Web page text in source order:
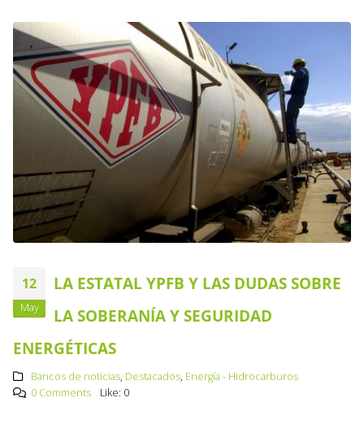
12
May
LA ESTATAL YPFB Y LAS DUDAS SOBRE
LA SOBERANÍA Y SEGURIDAD
ENERGÉTICAS
Bancos de noticias, Destacados, Energía - Hidrocarburos
0 Comments
Like: 0